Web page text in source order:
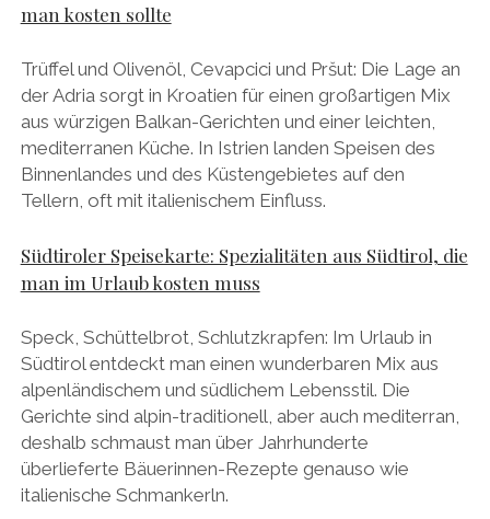
man kosten sollte
Trüffel und Olivenöl, Cevapcici und Pršut: Die Lage an
der Adria sorgt in Kroatien für einen großartigen Mix
aus würzigen Balkan-Gerichten und einer leichten,
mediterranen Küche. In Istrien landen Speisen des
Binnenlandes und des Küstengebietes auf den
Tellern, oft mit italienischem Einfluss.
Südtiroler Speisekarte: Spezialitäten aus Südtirol, die
man im Urlaub kosten muss
Speck, Schüttelbrot, Schlutzkrapfen: Im Urlaub in
Südtirol entdeckt man einen wunderbaren Mix aus
alpenländischem und südlichem Lebensstil. Die
Gerichte sind alpin-traditionell, aber auch mediterran,
deshalb schmaust man über Jahrhunderte
überlieferte Bäuerinnen-Rezepte genauso wie
italienische Schmankerln.